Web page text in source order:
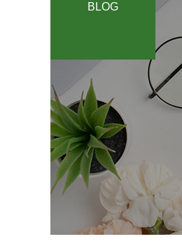
なかなか治らない皮膚トラ
令
BLOG